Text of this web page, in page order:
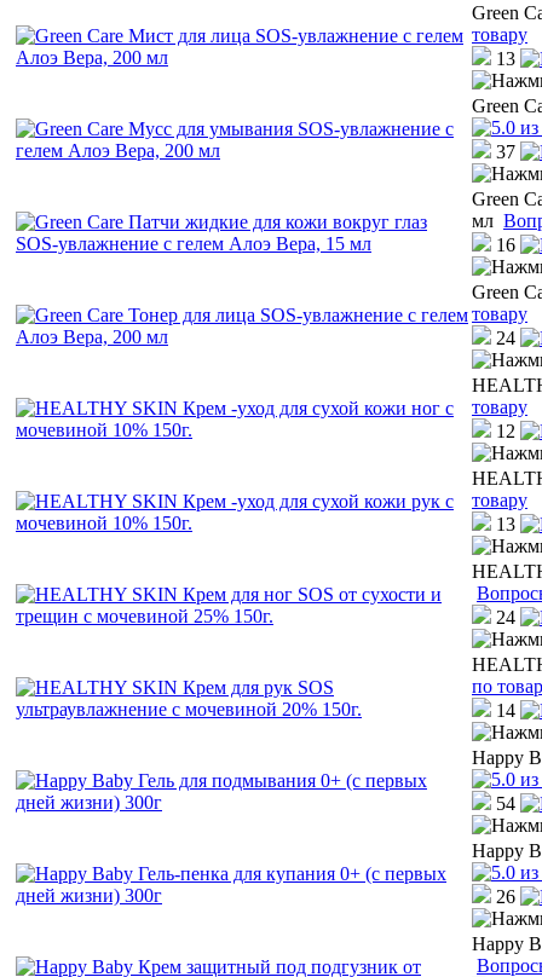
Green
товару
13
Green
37
Green
мл
16
Green
товару
24
товару
12
товару
13
24
по
14
Happy
54
Happy
26
Happy